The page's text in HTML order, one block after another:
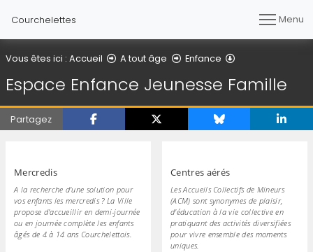
Courchelettes Menu
Vous êtes ici : Accueil A tout âge Enfance
Espace Enfance Jeunesse Famille
Partagez
Mercredis
A la recherche d'une solution pour
vos enfants les mercredis ? La Ville
propose d'accueillir en demi-journée
ou en journée complète les enfants
âgés de 4 à 14 ans Courchelettois.
Centres aérés
Les Accueils Collectifs de Mineurs
(ACM) sont synonymes de plaisir,
d'éducation à la vie collective en
pratiquant des activités diversifiées
pour vivre ensemble des moments
uniques.